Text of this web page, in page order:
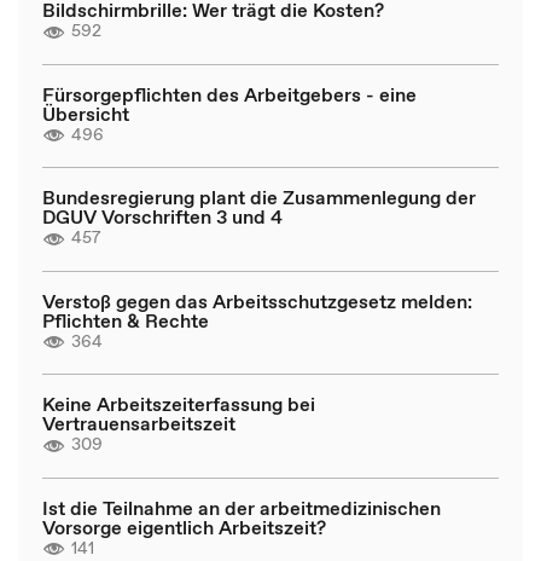
Bildschirmbrille: Wer trägt die Kosten?
592
Fürsorgepflichten des Arbeitgebers - eine
Übersicht
496
Bundesregierung plant die Zusammenlegung der
DGUV Vorschriften 3 und 4
457
Verstoß gegen das Arbeitsschutzgesetz melden:
Pflichten & Rechte
364
Keine Arbeitszeiterfassung bei
Vertrauensarbeitszeit
309
Ist die Teilnahme an der arbeitmedizinischen
Vorsorge eigentlich Arbeitszeit?
141